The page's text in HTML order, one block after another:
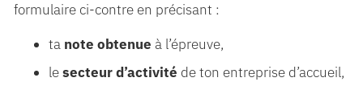
formulaire ci-contre en précisant :
ta note obtenue à l’épreuve,
lesecteur d’activité de ton entreprise d’accueil,